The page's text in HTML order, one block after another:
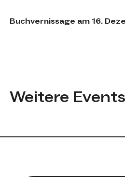
Buchvernissage am 16.
Weitere Events